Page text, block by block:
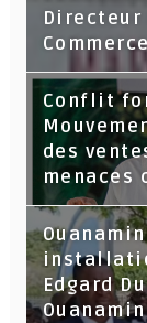
Directeur
Conflit
des
menaces
Edgard